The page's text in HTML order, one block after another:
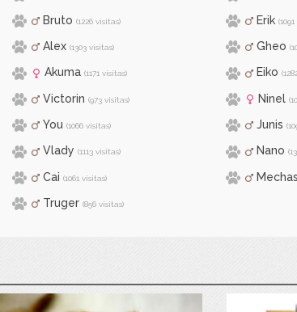
Bruto (1226 visitas) Erik
Alex (1303 visitas) Gheo
Akuma (1171 visitas) Eiko
Victorin (973 visitas) Ninel
You (1066 visitas) Junis
Vlady (1113 visitas) Nano
Cai (1061 visitas) Mechas
Truger (856 visitas)